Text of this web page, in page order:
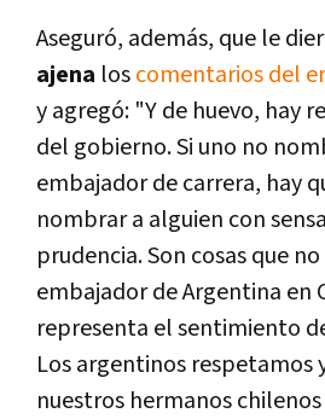
Aseguró, además, que le
ajena loscomentarios del
y agregó: "Y de huevo, hay
del gobierno. Si uno no
embajador de carrera, hay
nombrar a alguien con
prudencia. Son cosas que
embajador de Argentina en
representa el sentimiento
Los argentinos respetamos
nuestros hermanos